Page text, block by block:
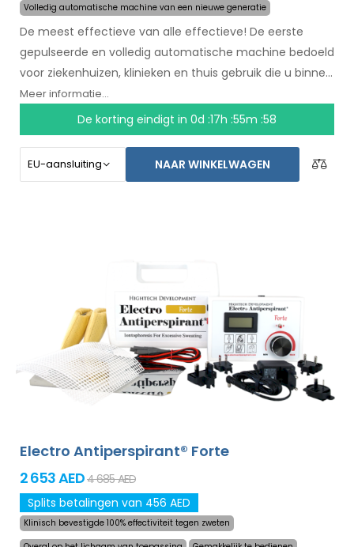
Volledig automatische machine van een nieuwe generatie
De meest effectieve van alle effectieve! De eerste
gepulseerde en volledig automatische machine bedoeld
voor ziekenhuizen, klinieken en thuis gebruik die u binnen
een paar maanden zal helpen met het stoppen van
zweten. In het begin van de behandeling selecteert u
simpelweg het gebied waar u overmatig zweet en de
technologie kunnen gevoelige lichaamsdelen worden
standaardpakket) te verhelpen. Met additionele
adapters kunt u ook het voorhoofd, hoofdhuid, buik, rug,
billen, borst en andere lichaamsdelen succesvol,
langdurig behandelen. Niet-goed-geld-terug garantie in
geval van ontevredenheid en gratis express verzending
Meer informatie...
De korting eindigt in 0d :17h :55m :57
NAAR WINKELWAGEN
Electro Antiperspirant® Forte
2 653 AED4 685 AED
Splits betalingen van 456 AED
Klinisch bevestigde 100% effectiviteit tegen zweten